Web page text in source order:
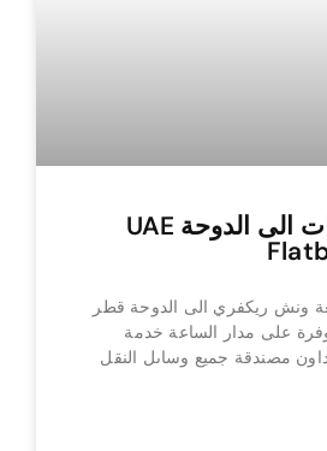
سطحة الامارات الى الدوحة UAE
ونش ريكفري الى الدوحة قطر
على مدار الساعة خدمة
مصندقة جميع وساىل النقل